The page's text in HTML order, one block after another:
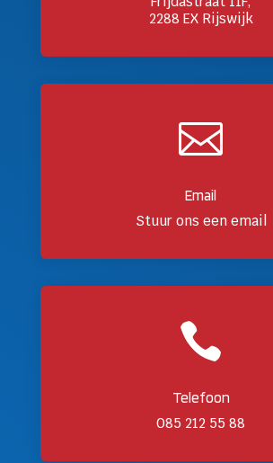
2288 EX Rijswijk

Email
Stuur ons een email

Telefoon
085 212 55 88